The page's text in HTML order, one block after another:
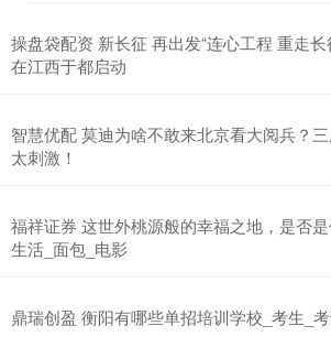
操盘袋配资 新长征 再出发“连心工程 重走
在江西于都启动
智慧优配 莫迪为啥不敢来北京看大阅兵？
太刺激！
福祥证券 这世外桃源般的幸福之地，是否是
生活_面包_电影
鼎瑞创盈 衡阳有哪些单招培训学校_考生_